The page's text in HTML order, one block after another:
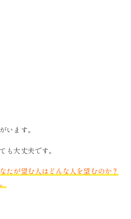
います。
も大丈夫です。
たが望む人はどんな人を望むのか？